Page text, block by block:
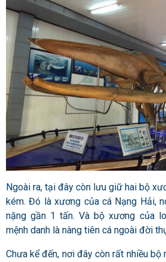
Ngoài ra, tại đây còn lưu giữ hai bộ
kém. Đó là xương của cá Nạng Hải,
nặng gần 1 tấn. Và bộ xương của
mệnh danh là nàng tiên cá ngoài đời
Chưa kể đến, nơi đây còn rất nhiều bộ